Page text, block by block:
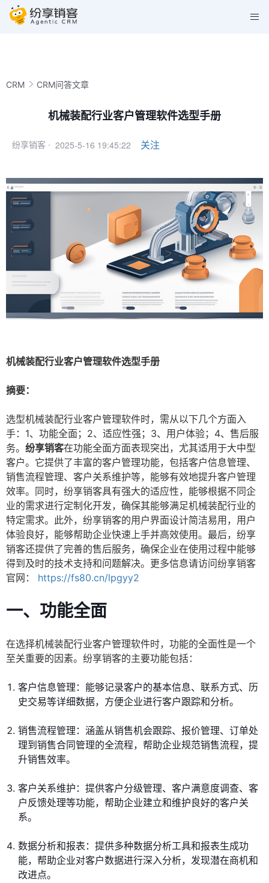
CRM CRM问答文章
机械装配行业客户管理软件选型手册
纷享销客 · 2025-5-16 19:45:22 关注
机械装配行业客户管理软件选型手册
摘要：
选型机械装配行业客户管理软件时，需从以下几个方面入
手：1、功能全面；2、适应性强；3、用户体验；4、售后服
务。 纷享销客在功能全面方面表现突出，尤其适用于大中型
客户。它提供了丰富的客户管理功能，包括客户信息管理、
销售流程管理、客户关系维护等，能够有效地提升客户管理
效率。同时，纷享销客具有强大的适应性，能够根据不同企
业的需求进行定制化开发，确保其能够满足机械装配行业的
特定需求。此外，纷享销客的用户界面设计简洁易用，用户
体验良好，能够帮助企业快速上手并高效使用。最后，纷享
销客还提供了完善的售后服务，确保企业在使用过程中能够
得到及时的技术支持和问题解决。更多信息请访问纷享销客
官网：
https://fs80.cn/lpgyy2
一、功能全面
在选择机械装配行业客户管理软件时，功能的全面性是一个
至关重要的因素。纷享销客的主要功能包括：
客户信息管理：能够记录客户的基本信息、联系方式、历
史交易等详细数据，方便企业进行客户跟踪和分析。
销售流程管理：涵盖从销售机会跟踪、报价管理、订单处
理到销售合同管理的全流程，帮助企业规范销售流程，提
升销售效率。
客户关系维护：提供客户分级管理、客户满意度调查、客
户反馈处理等功能，帮助企业建立和维护良好的客户关
系。
数据分析和报表：提供多种数据分析工具和报表生成功
能，帮助企业对客户数据进行深入分析，发现潜在商机和
改进点。